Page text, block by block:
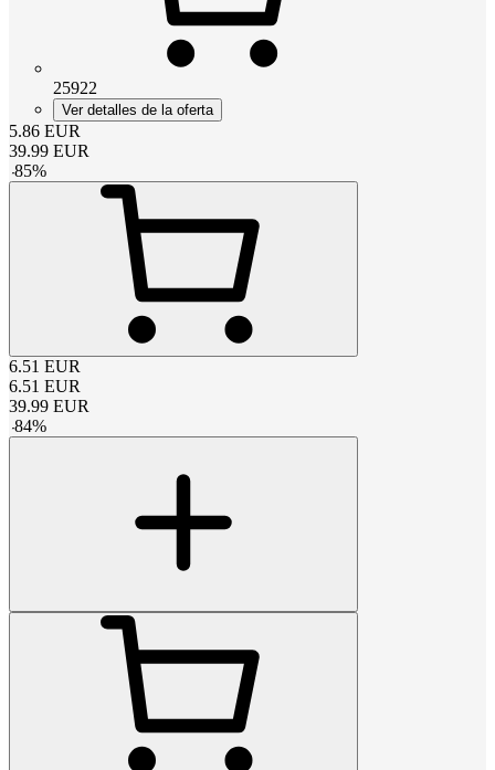
25922
Ver detalles de la oferta
5.86 EUR
39.99 EUR
-85%
6.51 EUR
6.51 EUR
39.99 EUR
-84%